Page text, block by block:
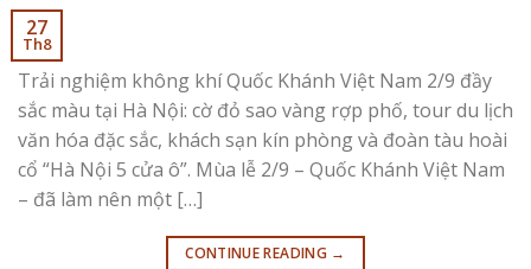
27
Th8
Trải nghiệm không khí Quốc Khánh Việt Nam 2/9 đầy
sắc màu tại Hà Nội: cờ đỏ sao vàng rợp phố, tour du lịch
văn hóa đặc sắc, khách sạn kín phòng và đoàn tàu hoài
cổ “Hà Nội 5 cửa ô”. Mùa lễ 2/9 – Quốc Khánh Việt Nam
– đã làm nên một […]
CONTINUE READING →